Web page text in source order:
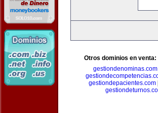
Otros dominios en venta:
gestiondenominas.com|
gestiondepacientes.com|